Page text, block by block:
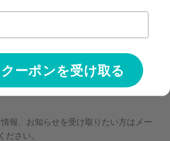
情報、お知らせを受け取りたい方はメー
ださい。
ーポンを受け取る